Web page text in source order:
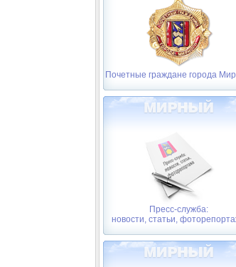
Почетные граждане города
Пресс-служба:
новости, статьи,